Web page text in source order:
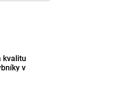
kvalitu
v